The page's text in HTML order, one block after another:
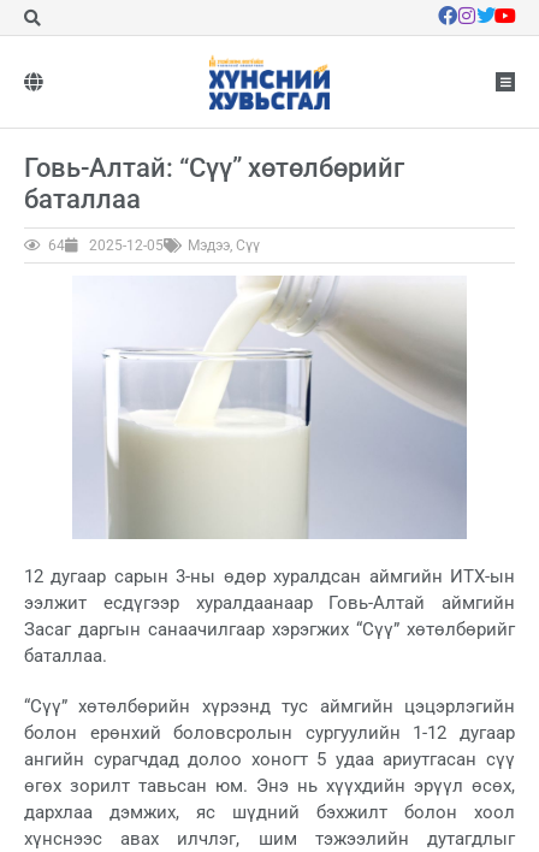
Говь-Алтай: “Сүү” хөтөлбөрийг
баталлаа
64 2025-12-05 Мэдээ, Сүү
12 дугаар сарын 3-ны өдөр хуралдсан аймгийн ИТХ-ын
ээлжит есдүгээр хуралдаанаар Говь-Алтай аймгийн
Засаг даргын санаачилгаар хэрэгжих “Сүү” хөтөлбөрийг
баталлаа.
“Сүү” хөтөлбөрийн хүрээнд тус аймгийн цэцэрлэгийн
болон ерөнхий боловсролын сургуулийн 1-12 дугаар
ангийн сурагчдад долоо хоногт 5 удаа ариутгасан сүү
өгөх зорилт тавьсан юм. Энэ нь хүүхдийн эрүүл өсөх,
дархлаа дэмжих, яс шүдний бэхжилт болон хоол
хүнснээс авах илчлэг, шим тэжээлийн дутагдлыг